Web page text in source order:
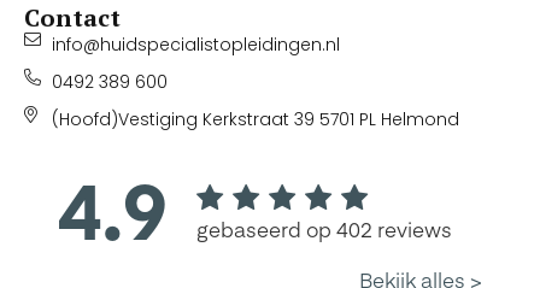
Contact
info@huidspecialistopleidingen.nl
0492 389 600
(Hoofd)Vestiging Kerkstraat 39 5701 PL Helmond